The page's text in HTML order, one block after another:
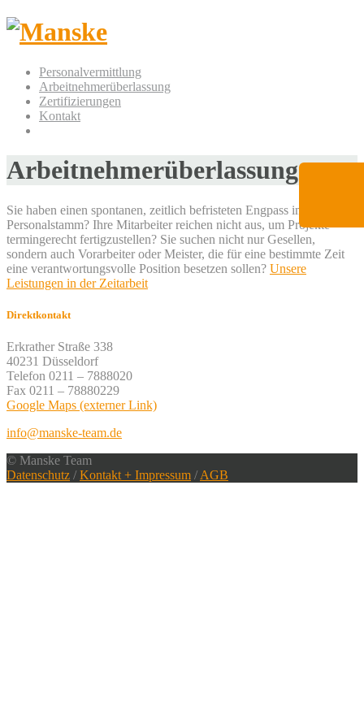
Personalvermittlung
Arbeitnehmerüberlassung
Zertifizierungen
Kontakt
Arbeitnehmerüberlassung
Sie haben einen spontanen, zeitlich befristeten Engpass im
Personalstamm? Ihre Mitarbeiter reichen nicht aus, um Projekte
termingerecht fertigzustellen? Sie suchen nicht nur Gesellen,
sondern auch Vorarbeiter oder Meister, die für eine bestimmte Zeit
eine verantwortungsvolle Position besetzen sollen? Unsere
Leistungen in der Zeitarbeit
Direktkontakt
Erkrather Straße 338
40231 Düsseldorf
Telefon 0211 – 7888020
Fax 0211 – 78880229
Google Maps (externer Link)
info@manske-team.de
© Manske Team
Datenschutz / Kontakt + Impressum / AGB